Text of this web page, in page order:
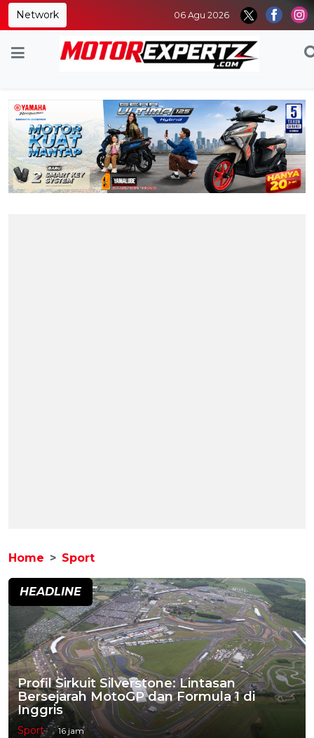
Network 06 Agu 2026
Home Sport
HEADLINE
Profil Sirkuit Silverstone: Lintasan
Bersejarah MotoGP dan Formula 1 di
Inggris
Sport 16 jam